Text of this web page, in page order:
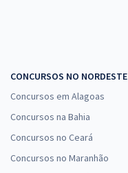
CONCURSOS NO NORDESTE
Concursos em Alagoas
Concursos na Bahia
Concursos no Ceará
Concursos no Maranhão